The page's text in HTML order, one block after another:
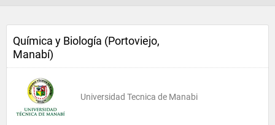
Química y Biología (Portoviejo,
Manabí)
Universidad Tecnica de Manabi